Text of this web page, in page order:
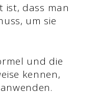
ist, dass man
um sie
und die
kennen,